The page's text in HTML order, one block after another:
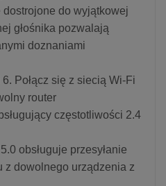
do wyjątkowej
głośnika pozwalają
doznaniami
Połącz się z siecią Wi-Fi
router
częstotliwości 2.4
obsługuje przesyłanie
z dowolnego urządzenia z